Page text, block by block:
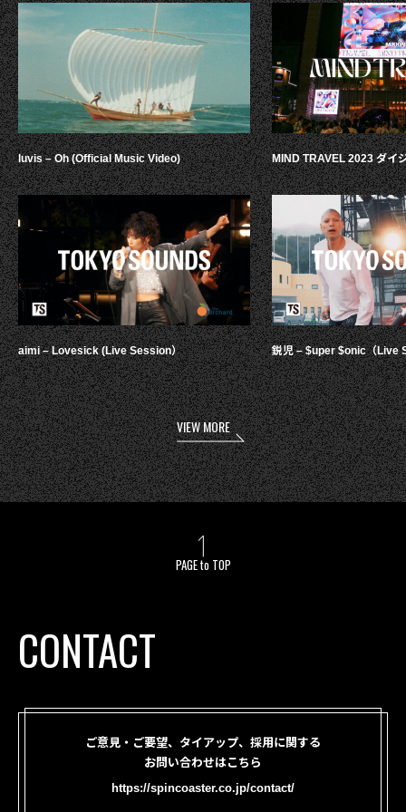
luvis – Oh (Official Music Video)
aimi – Lovesick (Live Session）
MIND TRAVEL 2023 ダイ
鋭児 – $uper $onic（Live
VIEW MORE
PAGE to TOP
CONTACT
ご意見・ご要望、タイアップ、採用に関する
お問い合わせはこちら
https://spincoaster.co.jp/contact/